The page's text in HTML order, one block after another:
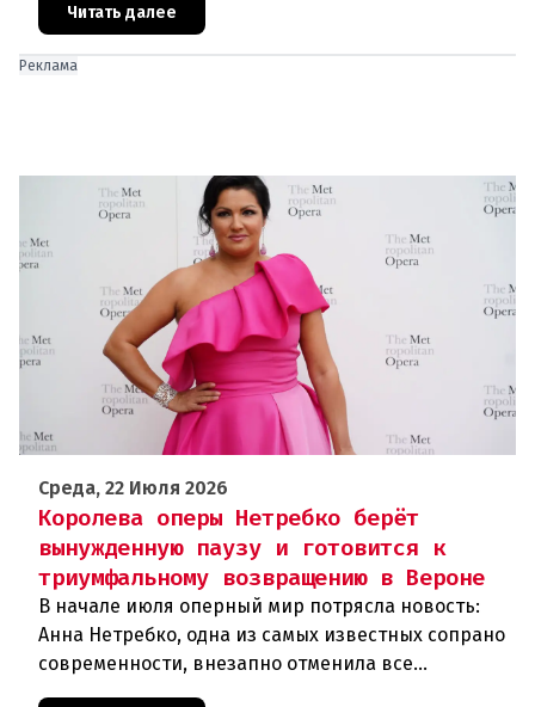
статусэкспериментальной и прогрессивной
Читать далее
Реклама
Среда, 22 Июля 2026
Королева оперы Нетребко берёт
вынужденную паузу и готовится к
триумфальному возвращению в Вероне
В начале июля оперный мир потрясла новость:
Анна Нетребко, одна из самых известных сопрано
современности, внезапно отменила все
запланированные выступления. Причиной стала